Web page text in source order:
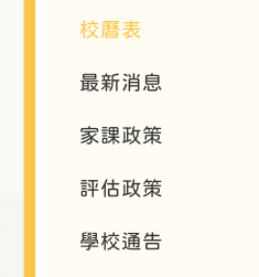
校曆表
最新消息
家課政策
評估政策
學校通告